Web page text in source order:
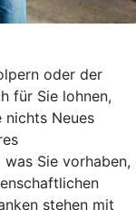
oder der
für Sie lohnen,
nichts Neues
Sie vorhaben,
stehen mit